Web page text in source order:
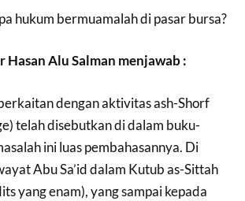
hukum bermuamalah di pasar bursa?
Hasan Alu Salman menjawab :
dengan aktivitas ­ash-Shorf
telah disebutkan di dalam buku-
ini luas pembahasannya. Di
Abu Sa’id dalam Kutub as-Sittah
yang enam), yang sampai kepada